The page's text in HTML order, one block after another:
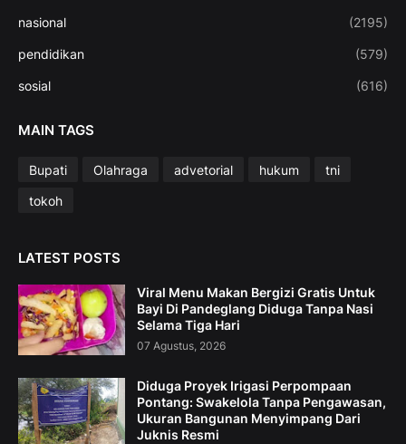
nasional (2195)
pendidikan (579)
sosial (616)
MAIN TAGS
Bupati Olahraga advetorial hukum
tni
tokoh
LATEST POSTS
Viral Menu Makan Bergizi Gratis Untuk
Bayi Di Pandeglang Diduga Tanpa Nasi
Selama Tiga Hari
07 Agustus, 2026
Diduga Proyek Irigasi Perpompaan
Pontang: Swakelola Tanpa Pengawasan,
Ukuran Bangunan Menyimpang Dari
Juknis Resmi